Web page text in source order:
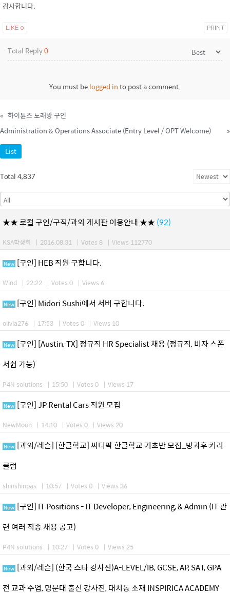
감사합니다.
LIKE 0 PRINT
Total Reply0
You must belogged into post a comment.
« 하이튠즈 노래방 구인
Administration & Operations Associate (Entry Level / OPT Welcome)
»
List
Total 4,837
★★ 로컬 구인/구직/과외 게시판 이용안내 ★★ (92)
KSA학생회 | 2016.08.31 | Votes 8 | Views 112770
New [구인] HEB 직원 구합니다.
Wind | 22:22 | Votes 0 | Views 6
New [구인] Midori Sushi에서 서버 구합니다.
olivia276 | 17:53 | Votes 0 | Views 10
New [구인] [Austin, TX] 정규직 HR Specialist 채용 (정규직, 비자 스폰
서쉽 가능)
P4N solutions | 15:50 | Votes 0 | Views 17
New [구인] JP Rental Cars 직원 모집
NewMoon | 14:10 | Votes 0 | Views 20
New [과외/레슨] [한글학교] 씨더팍 한글학교 기초반 모집_방과후 커리
큘럼
shinshinpas | 10:57 | Votes 0 | Views 36
New [구인] IT Positions - IT Developer, Engineering, & Admin (IT 관
련 여러 직종 채용 공고)
P4N solutions | 10:27 | Votes 0 | Views 25
New [과외/레슨] (한국 스타 강사진)A-LEVEL/IB, GCSE, AP, SAT, GPA
전 교과 수업, 명문대 출신 강사진, 대치동 소재 INSPIRICA ACADEMY